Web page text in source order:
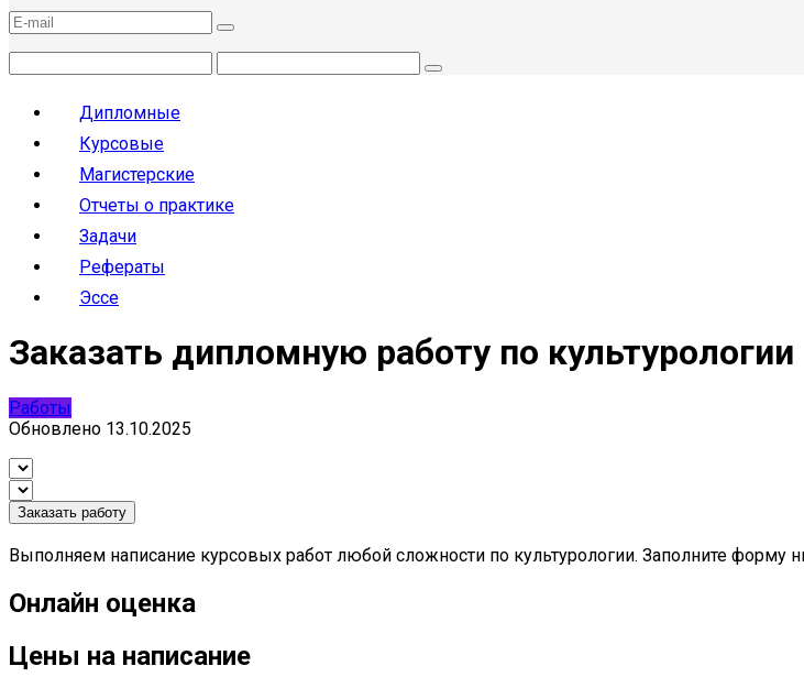
Дипломные
Курсовые
Магистерские
Отчеты о практике
Задачи
Рефераты
Эссе
Заказать дипломную работу по культурологии
Работы
Обновлено 13.10.2025
Заказать работу
Выполняем написание курсовых работ любой сложности по культурологии. Заполните форму
Онлайн оценка
Цены на написание